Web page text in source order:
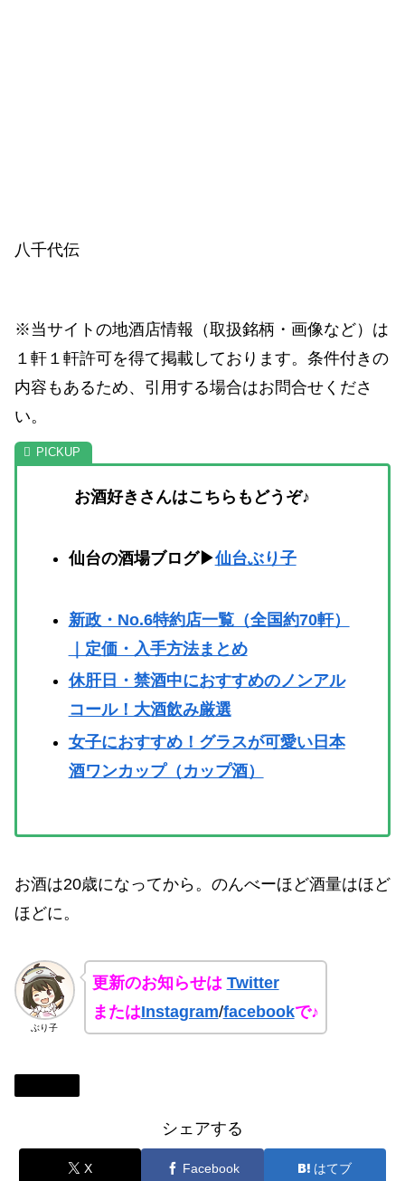
八千代伝
※当サイトの地酒店情報（取扱銘柄・画像など）は
１軒１軒許可を得て掲載しております。条件付きの
内容もあるため、引用する場合はお問合せくださ
い。
お酒好きさんはこちらもどうぞ♪
仙台の酒場ブログ▶仙台ぶり子
新政・No.6特約店一覧（全国約70軒）
｜定価・入手方法まとめ
休肝日・禁酒中におすすめのノンアル
コール！大酒飲み厳選
女子におすすめ！グラスが可愛い日本
酒ワンカップ（カップ酒）
お酒は20歳になってから。のんべーほど酒量はほど
ほどに。
ぶり子
更新のお知らせは Twitter
またはInstagram/facebookで♪
シェアする
X Facebook はてブ